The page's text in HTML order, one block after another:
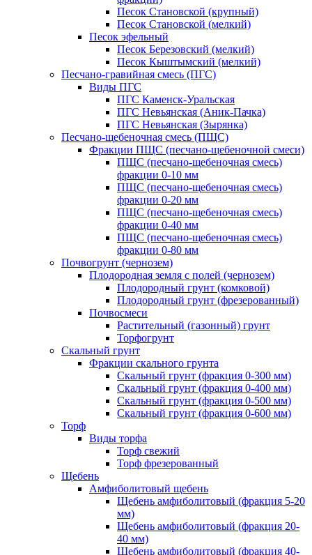
Песок Становской (крупный)
Песок Становской (мелкий)
Песок эфельный
Песок Березовский (мелкий)
Песок Кыштымский (мелкий)
Песчано-гравийная смесь (ПГС)
Виды ПГС
ПГС Каменск-Уральская
ПГС Невьянская (Аник-Пачка)
ПГС Невьянская (Зырянка)
Песчано-щебеночная смесь (ПЩС)
Фракции ПЩС (песчано-щебеночной смеси)
ПЩС (песчано-щебеночная смесь)
фракции 0-10 мм
ПЩС (песчано-щебеночная смесь)
фракции 0-20 мм
ПЩС (песчано-щебеночная смесь)
фракции 0-40 мм
ПЩС (песчано-щебеночная смесь)
фракции 0-80 мм
Почвогрунт (чернозем)
Плодородная земля с полей (чернозем)
Плодородный грунт (комковой)
Плодородный грунт (фрезерованный)
Почвосмеси
Растительный (газонный) грунт
Торфогрунт
Скальный грунт
Фракции скального грунта
Скальный грунт (фракция 0-300 мм)
Скальный грунт (фракция 0-400 мм)
Скальный грунт (фракция 0-500 мм)
Скальный грунт (фракция 0-600 мм)
Торф
Виды торфа
Торф свежий
Торф фрезерованный
Щебень
Амфиболитовый щебень
Щебень амфиболитовый (фракция 5-20
мм)
Щебень амфиболитовый (фракция 20-
40 мм)
Щебень амфиболитовый (фракция 40-